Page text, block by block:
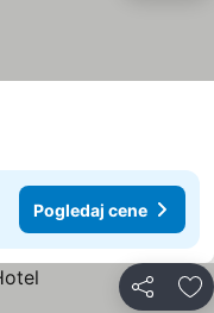
Pogledaj cene
Deli